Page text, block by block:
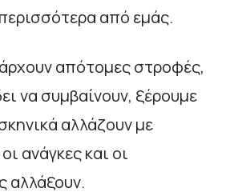
από εμάς.
απότομες στροφές,
να συμβαίνουν, ξέρουμε
αλλάζουν με
ανάγκες και οι
αλλάξουν.